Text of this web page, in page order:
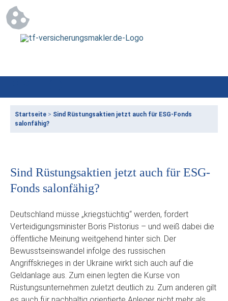
Startseite > Sind Rüstungsaktien jetzt auch für ESG-Fonds
salonfähig?
Sind Rüstungsaktien jetzt auch für ESG-
Fonds salonfähig?
Deutschland müsse „kriegstüchtig“ werden, fordert
Verteidigungsminister Boris Pistorius – und weiß dabei die
öffentliche Meinung weitgehend hinter sich. Der
Bewusstseinswandel infolge des russischen
Angriffskrieges in der Ukraine wirkt sich auch auf die
Geldanlage aus. Zum einen legten die Kurse von
Rüstungsunternehmen zuletzt deutlich zu. Zum anderen gilt